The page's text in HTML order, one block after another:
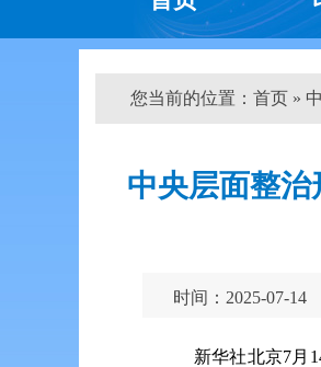
您当前的位置： 首页 »
中央层面整
时间：2025-07-14
新华社北京7月